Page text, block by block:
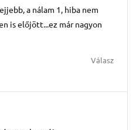
a nálam 1, hiba nem
is előjött...ez már nagyon
Válasz